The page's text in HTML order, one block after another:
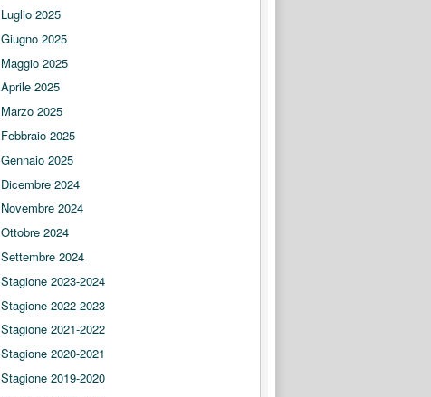
Luglio 2025
Giugno 2025
Maggio 2025
Aprile 2025
Marzo 2025
Febbraio 2025
Gennaio 2025
Dicembre 2024
Novembre 2024
Ottobre 2024
Settembre 2024
Stagione 2023-2024
Stagione 2022-2023
Stagione 2021-2022
Stagione 2020-2021
Stagione 2019-2020